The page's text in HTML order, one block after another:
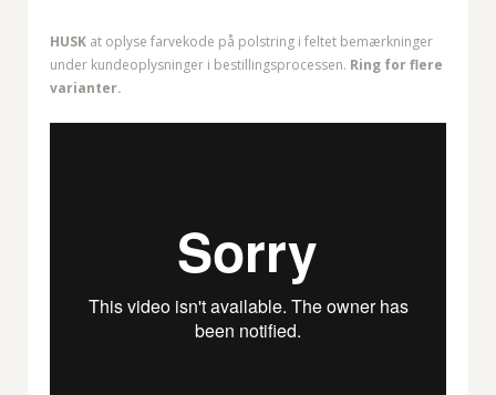
HUSK at oplyse farvekode på polstring i feltet bemærkninger
under kundeoplysninger i bestillingsprocessen. Ring for flere
varianter.